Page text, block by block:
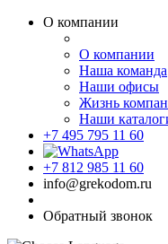
О компании
О компании
Наша команда
Наши офисы
Жизнь
Наши
+7 495 795 11 60
+7 812 985 11 60
info@grekodom.ru
Обратный звонок